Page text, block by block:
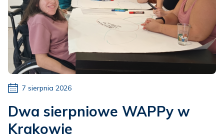
7 sierpnia 2026
Dwa sierpniowe WAPPy w
Krakowie